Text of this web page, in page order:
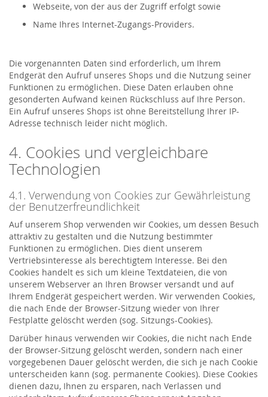
Webseite, von der aus der Zugriff erfolgt sowie
Name Ihres Internet-Zugangs-Providers.
Die vorgenannten Daten sind erforderlich, um Ihrem
Endgerät den Aufruf unseres Shops und die Nutzung seiner
Funktionen zu ermöglichen. Diese Daten erlauben ohne
gesonderten Aufwand keinen Rückschluss auf Ihre Person.
Ein Aufruf unseres Shops ist ohne Bereitstellung Ihrer IP-
Adresse technisch leider nicht möglich.
4. Cookies und vergleichbare
Technologien
4.1. Verwendung von Cookies zur Gewährleistung
der Benutzerfreundlichkeit
Auf unserem Shop verwenden wir Cookies, um dessen Besuch
attraktiv zu gestalten und die Nutzung bestimmter
Funktionen zu ermöglichen. Dies dient unserem
Vertriebsinteresse als berechtigtem Interesse. Bei den
Cookies handelt es sich um kleine Textdateien, die von
unserem Webserver an Ihren Browser versandt und auf
Ihrem Endgerät gespeichert werden. Wir verwenden Cookies,
die nach Ende der Browser-Sitzung wieder von Ihrer
Festplatte gelöscht werden (sog. Sitzungs-Cookies).
Darüber hinaus verwenden wir Cookies, die nicht nach Ende
der Browser-Sitzung gelöscht werden, sondern nach einer
vorgegebenen Dauer gelöscht werden, die sich je nach Cookie
unterscheiden kann (sog. permanente Cookies). Diese Cookies
dienen dazu, Ihnen zu ersparen, nach Verlassen und